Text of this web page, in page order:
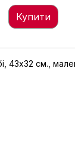
Купити